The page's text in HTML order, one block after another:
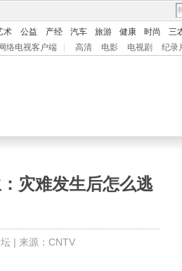
术 公益 产经 汽车 旅游 健康 时尚 三
网络电视客户端 高清 电影 电视剧 纪录
灾难发生后怎么逃
| 来源：CNTV